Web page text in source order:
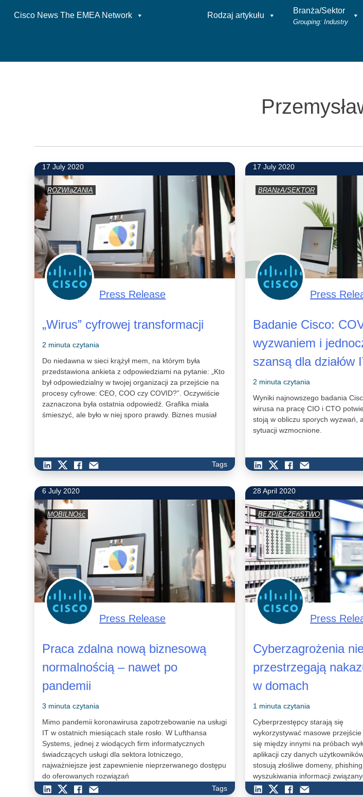
Cisco News The EMEA Network Rodzaj artykułu
Branża/Sektor
Grouping: Industry
17 July 2020
ROZWIąZANIA
Press Release
„Wirus” cyfrowej transformacji
2 minuta czytania
Do niedawna w sieci krążył mem, na którym była
przedstawiona ankieta z odpowiedziami na pytanie: „Kto
był odpowiedzialny w twojej organizacji za przejście na
procesy cyfrowe: CEO, COO czy COVID?”. Oczywiście
zaznaczona była ostatnia odpowiedź. Grafika miała
śmieszyć, ale było w niej sporo prawdy. Biznes musiał
Tags
17 July 2020
BRANżA/SEKTOR
Press
Badanie Cisco:
wyzwaniem i
szansą dla działów
2 minuta czytania
Wyniki najnowszego badania
wirusa na pracę CIO i CTO
stoją w obliczu sporych wyzwań,
sytuacji wzmocnione.
6 July 2020
MOBILNOść
Press Release
Praca zdalna nową biznesową
normalnością – nawet po
pandemii
3 minuta czytania
Mimo pandemii koronawirusa zapotrzebowanie na usługi
IT w ostatnich miesiącach stale rosło. W Lufthansa
Systems, jednej z wiodących firm informatycznych
świadczących usługi dla sektora lotniczego,
najważniejsze jest zapewnienie nieprzerwanego dostępu
do oferowanych rozwiązań
Tags
28 April 2020
BEZPIECZEńSTWO
Press
Cyberzagrożenia
przestrzegają
w domach
1 minuta czytania
Cyberprzestępcy starają się
wykorzystywać masowe
się między innymi na próbach
aplikacji czy danych
stosują złośliwe domeny,
wyszukiwania informacji
19 i np. prowadzą do